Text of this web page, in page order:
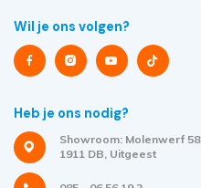
Wil je ons volgen?
Heb je ons nodig?
Showroom: Molenwerf 58
1911 DB, Uitgeest